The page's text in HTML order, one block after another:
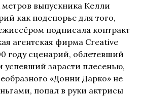
выпускника Келли
как подспорье для того,
подписала контракт
агентская фирма Creative
году сценарий, облетевший
успевший зарасти плесенью,
«Донни Дарко» не
попал в руки актрисы